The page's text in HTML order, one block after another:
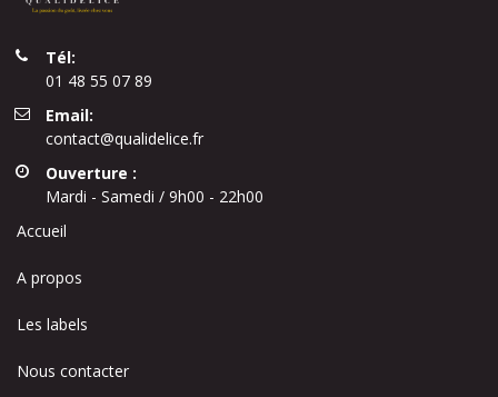
Tél:
01 48 55 07 89
Email:
contact@qualidelice.fr
Ouverture :
Mardi - Samedi / 9h00 - 22h00
Accueil
A propos
Les labels
Nous contacter